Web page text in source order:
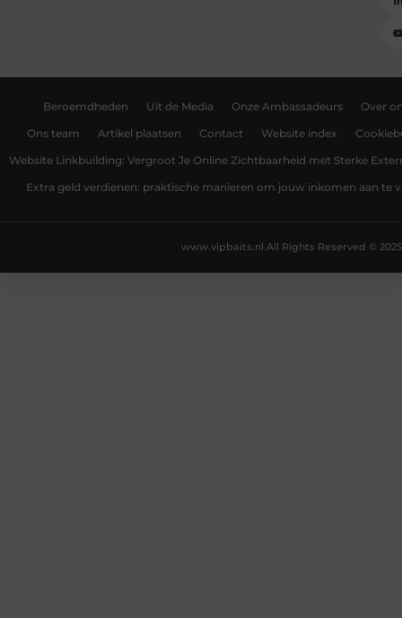
Beroemdheden Uit de Media Onze Ambassadeurs Over
Ons team Artikel plaatsen Contact Website index
Website Linkbuilding: Vergroot Je Online Zichtbaarheid met Sterke
Extra geld verdienen: praktische manieren om jouw inkomen aan te
All Rights Reserved © 2025
www.vipbaits.nl.